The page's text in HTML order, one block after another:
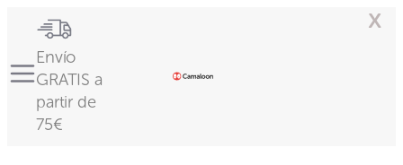
Envío
GRATIS a
partir de
75€
x